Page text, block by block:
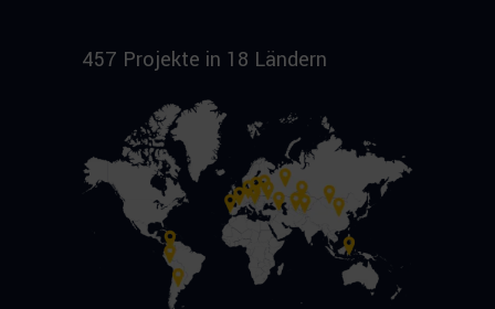
457 Projekte in 18 Ländern